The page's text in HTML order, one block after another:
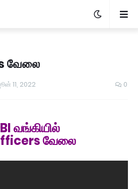
வேலை
11, 2022 0
வங்கியில்
வேலை